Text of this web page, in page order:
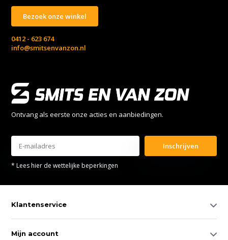
Bezoek onze winkel
0412 - 623 674
info@smitsenvanzon.nl
Ontvang als eerste onze acties en aanbiedingen.
Inschrijven
* Lees hier de wettelijke beperkingen
Klantenservice
Mijn account